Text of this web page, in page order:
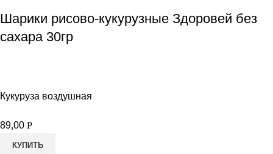
Шарики рисово-кукурузные Здоровей без
сахара 30гр
Кукуруза воздушная
89,00 Р
КУПИТЬ